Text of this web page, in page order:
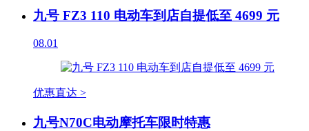
九号 FZ3 110 电动车到店自提低至 4699 元
08.01
优惠直达 >
九号N70C电动摩托车限时特惠